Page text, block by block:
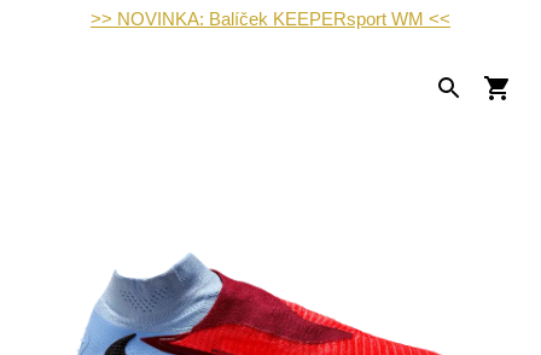
>> NOVINKA: Balíček KEEPERsport WM <<